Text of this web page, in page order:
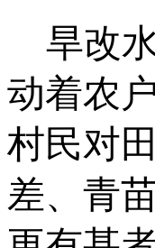
旱改
动着农
村民对
差、青